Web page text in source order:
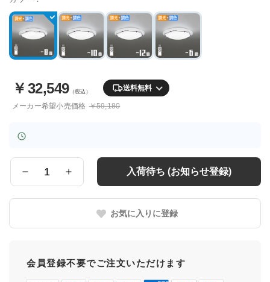
￥ 32,549（税込） 送料無料
メーカー希望小売価格 ￥59,180
量
入荷待ち (お知らせ登録)
お気に入りに登録
会員登録不要でご注文いただけます